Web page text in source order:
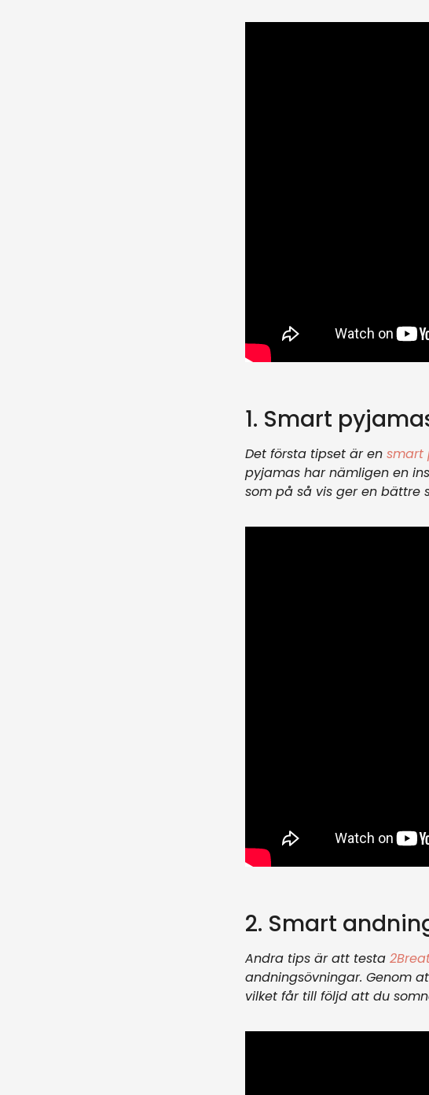
1. Smart
Det första tipset är en smart
pyjamas har nämligen en
som på så vis ger en bättre
2. Smart
Andra tips är att testa
andningsövningar. Genom
vilket får till följd att du